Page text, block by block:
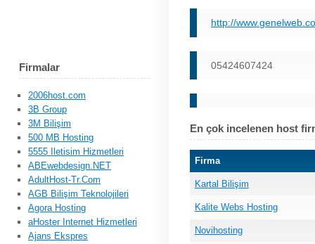
http://
05424607424
En çok incelenen host
Firma
Kartal Bilişim
Kalite Webs Hosting
Novihosting
Firmalar
2006host.com
3B Group
3M Bilişim
500 MB Hosting
5555 Iletisim Hizmetleri
ABEwebdesign.NET
AdultHost-Tr.Com
AGB Bilişim Teknolojileri
Agora Hosting
aHoster Internet Hizmetleri
Ajans Ekspres